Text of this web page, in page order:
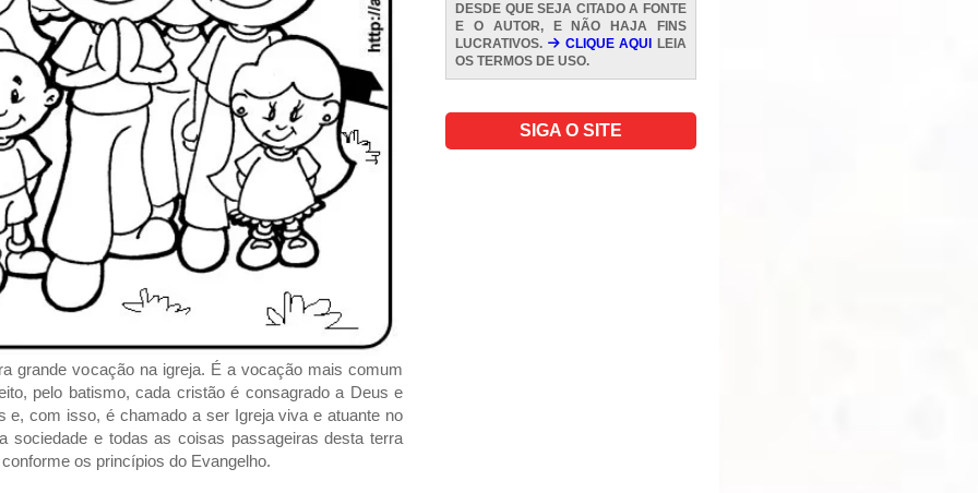
grande vocação na igreja. É a vocação mais comum
pelo batismo, cada cristão é consagrado a Deus e
e, com isso, é chamado a ser Igreja viva e atuante no
sociedade e todas as coisas passageiras desta terra
os princípios do Evangelho.
DESDE QUE SEJA CITADO A FONTE
E O AUTOR, E NÃO HAJA FINS
LUCRATIVOS.
CLIQUE AQUI
LEIA
OS TERMOS DE USO.
SIGA O SITE